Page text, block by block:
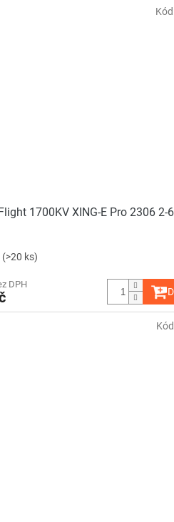
1700KV XING-E Pro 2306 2-
(>20 ks)
DPH